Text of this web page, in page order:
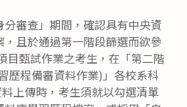
審查」期間，確認具有中央資
，且於通過第一階段篩選而欲參
目甄試作業之考生，在「第二階
歷程備審資料作業)」各校系科
上傳時，考生須就以勾選清單